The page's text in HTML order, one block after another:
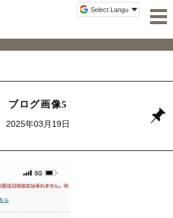
ブログ画像5
2025年03月19日